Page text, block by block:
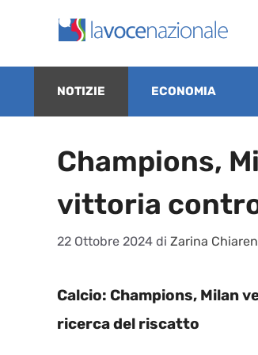
contenuto
NOTIZIE ECONOMIA
Champions,
vittoria
22 Ottobre 2024 di Zarina
Calcio: Champions, Milan
ricerca del riscatto